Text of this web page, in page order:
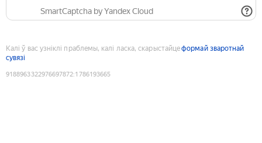
SmartCaptcha by Yandex Cloud
Калі ў вас узніклі праблемы, калі ласка, скарыстайцеформай зваротнай
сувязі
9188963322976697872:1786193665